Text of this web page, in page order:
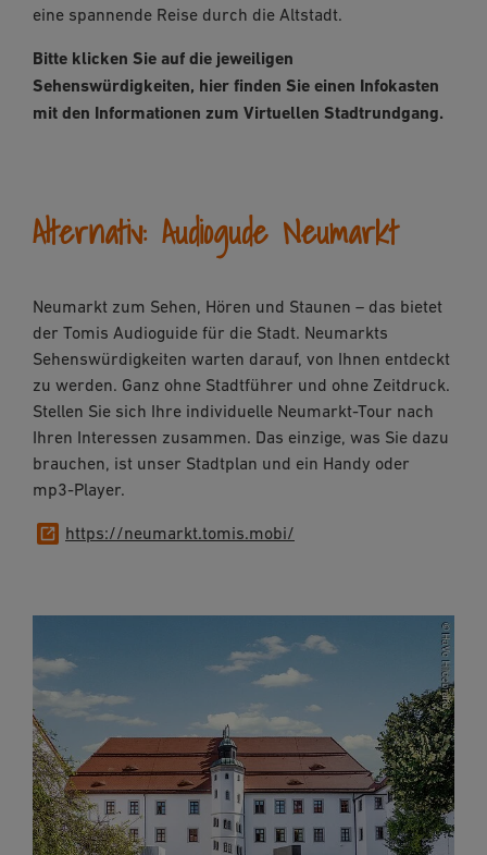
eine spannende Reise durch die Altstadt.
Bitte klicken Sie auf die jeweiligen
Sehenswürdigkeiten, hier finden Sie einen Infokasten
mit den Informationen zum Virtuellen Stadtrundgang.
Alternativ: Audiogude Neumarkt
Neumarkt zum Sehen, Hören und Staunen – das bietet
der Tomis Audioguide für die Stadt. Neumarkts
Sehenswürdigkeiten warten darauf, von Ihnen entdeckt
zu werden. Ganz ohne Stadtführer und ohne Zeitdruck.
Stellen Sie sich Ihre individuelle Neumarkt-Tour nach
Ihren Interessen zusammen. Das einzige, was Sie dazu
brauchen, ist unser Stadtplan und ein Handy oder
mp3-Player.
https://neumarkt.tomis.mobi/